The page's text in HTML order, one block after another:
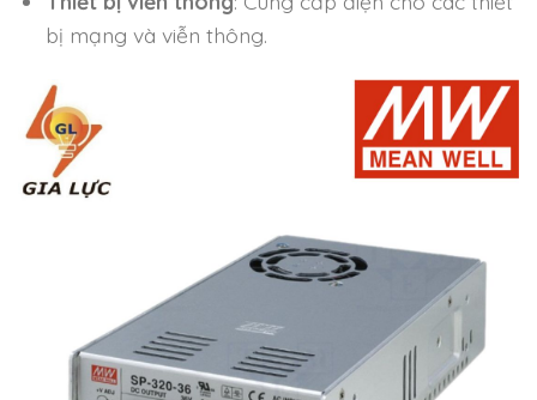
bị mạng và viễn thông.